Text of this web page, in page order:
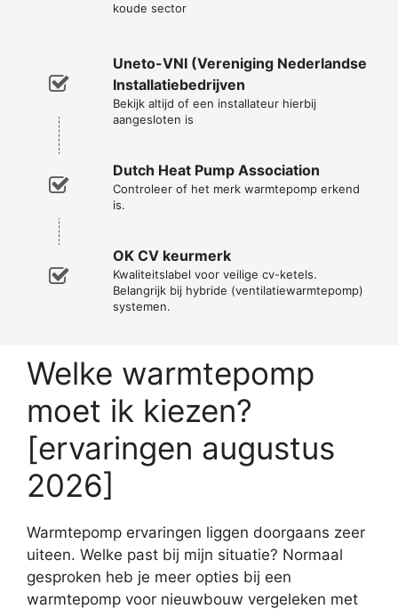
koude sector
Uneto-VNI (Vereniging Nederlandse
Installatiebedrijven
Bekijk altijd of een installateur hierbij
aangesloten is
Dutch Heat Pump Association
Controleer of het merk warmtepomp erkend
is.
OK CV keurmerk
Kwaliteitslabel voor veilige cv-ketels.
Belangrijk bij hybride (ventilatiewarmtepomp)
systemen.
Welke warmtepomp
moet ik kiezen?
[ervaringen augustus
2026]
Warmtepomp ervaringen liggen doorgaans zeer
uiteen. Welke past bij mijn situatie? Normaal
gesproken heb je meer opties bij een
warmtepomp voor nieuwbouw vergeleken met